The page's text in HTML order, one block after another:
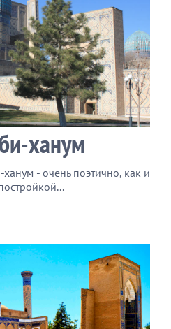
ханум
- очень поэтично, как и